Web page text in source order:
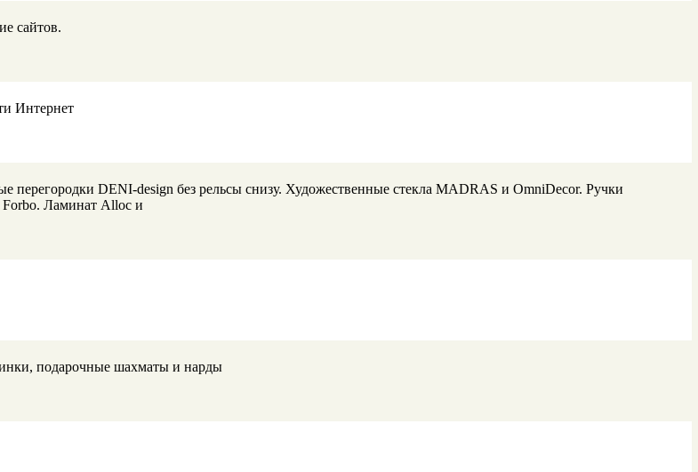
сайтов.
Интернет
DENI-design без рельсы снизу. Художественные стекла MADRAS и OmniDecor. Ручки
Ламинат Alloc и
подарочные шахматы и нарды